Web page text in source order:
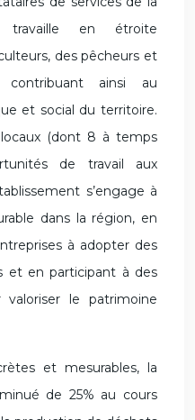
travaille en étroite
des pêcheurs et
contribuant ainsi au
et social du territoire.
locaux (dont 8 à temps
de travail aux
s’engage à
dans la région, en
à adopter des
et en participant à des
valoriser le patrimoine
et mesurables, la
de 25% au cours